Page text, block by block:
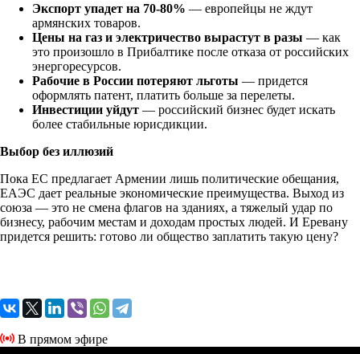
Экспорт упадет на 70-80% — европейцы не ждут
армянских товаров.
Цены на газ и электричество вырастут в разы — как
это произошло в Прибалтике после отказа от российских
энергоресурсов.
Рабочие в России потеряют льготы — придется
оформлять патент, платить больше за перелеты.
Инвестиции уйдут — российский бизнес будет искать
более стабильные юрисдикции.
Выбор без иллюзий
Пока ЕС предлагает Армении лишь политические обещания,
ЕАЭС дает реальные экономические преимущества. Выход из
союза — это не смена флагов на зданиях, а тяжелый удар по
бизнесу, рабочим местам и доходам простых людей. И Еревану
придется решить: готово ли общество заплатить такую цену?
В прямом эфире